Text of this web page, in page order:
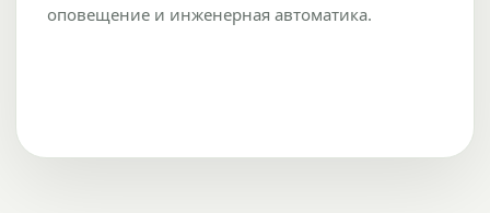
оповещение и инженерная автоматика.